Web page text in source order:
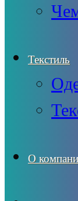
Текстиль
О